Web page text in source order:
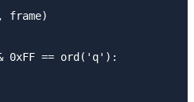
frame)
0xFF == ord('q'):